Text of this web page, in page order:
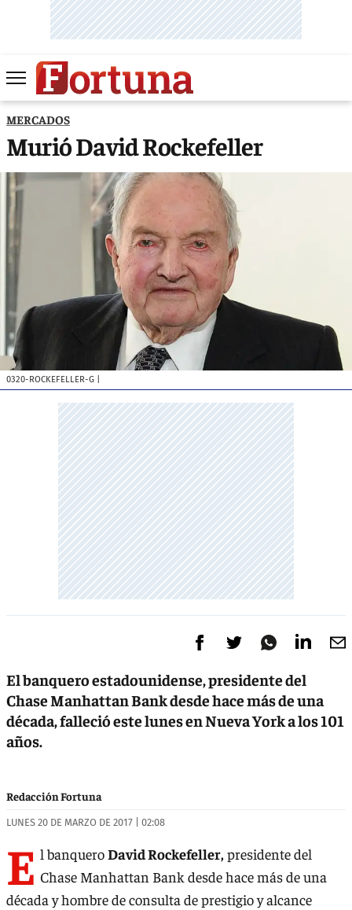
MERCADOS
Murió David Rockefeller
0320-ROCKEFELLER-G
El banquero estadounidense, presidente del
Chase Manhattan Bank desde hace más de una
década, falleció este lunes en Nueva York a los 101
años.
Redacción Fortuna
LUNES 20 DE MARZO DE 2017 | 02:08
E l banqueroDavid Rockefeller,presidente del
Chase Manhattan Bank desde hace más de una
década y hombre de consulta de prestigio y alcance